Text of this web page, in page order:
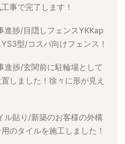
事で完了します！
進捗/目隠しフェンスYKKap
型/コスパ向けフェンス！
進捗/玄関前に駐輪場として
しました！徐々に形が見え
ル貼り/新築のお客様の外構
のタイルを施工しました！